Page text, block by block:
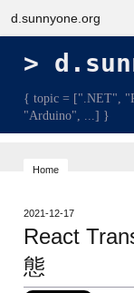
d.sunnyone.org
{ topic = [".NET",
"Arduino", ...] }
Home
2021-12-17
React
態